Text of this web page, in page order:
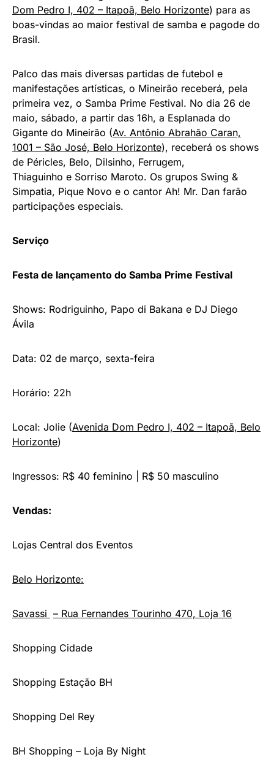
Dom Pedro I, 402 – Itapoã, Belo Horizonte) para as
boas-vindas ao maior festival de samba e pagode do
Brasil.
Palco das mais diversas partidas de futebol e
manifestações artísticas, o Mineirão receberá, pela
primeira vez, o Samba Prime Festival. No dia 26 de
maio, sábado, a partir das 16h, a Esplanada do
Gigante do Mineirão (Av. Antônio Abrahão Caran,
1001 – São José, Belo Horizonte), receberá os shows
de Péricles, Belo, Dilsinho, Ferrugem,
Thiaguinho e Sorriso Maroto. Os grupos Swing &
Simpatia, Pique Novo e o cantor Ah! Mr. Dan farão
participações especiais.
Serviço
Festa de lançamento do Samba Prime Festival
Shows: Rodriguinho, Papo di Bakana e DJ Diego
Ávila
Data: 02 de março, sexta-feira
Horário: 22h
Local: Jolie (Avenida Dom Pedro I, 402 – Itapoã, Belo
Horizonte)
Ingressos: R$ 40 feminino | R$ 50 masculino
Vendas:
Lojas Central dos Eventos
Belo Horizonte:
Savassi – Rua Fernandes Tourinho 470, Loja 16
Shopping Cidade
Shopping Estação BH
Shopping Del Rey
BH Shopping – Loja By Night